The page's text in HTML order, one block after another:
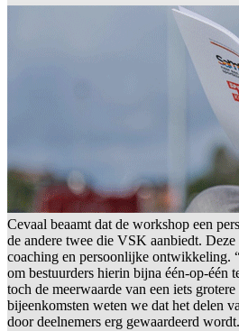
Cevaal beaamt dat de workshop een
de andere twee die VSK aanbiedt. Deze
coaching en persoonlijke ontwikkeling.
om bestuurders hierin bijna één-op-één
toch de meerwaarde van een iets
bijeenkomsten weten we dat het delen
door deelnemers erg gewaardeerd